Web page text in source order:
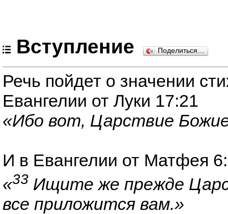
Вступление Поделиться…
Речь пойдет о значении
Евангелии от Луки 17:21
«Ибо вот, Царствие
И в Евангелии от Матфея
«33 Ищите же прежде
все приложится вам.»